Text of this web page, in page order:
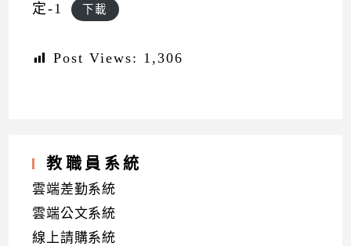
定-1
下載
Post Views: 1,306
教職員系統
雲端差勤系統
雲端公文系統
線上請購系統